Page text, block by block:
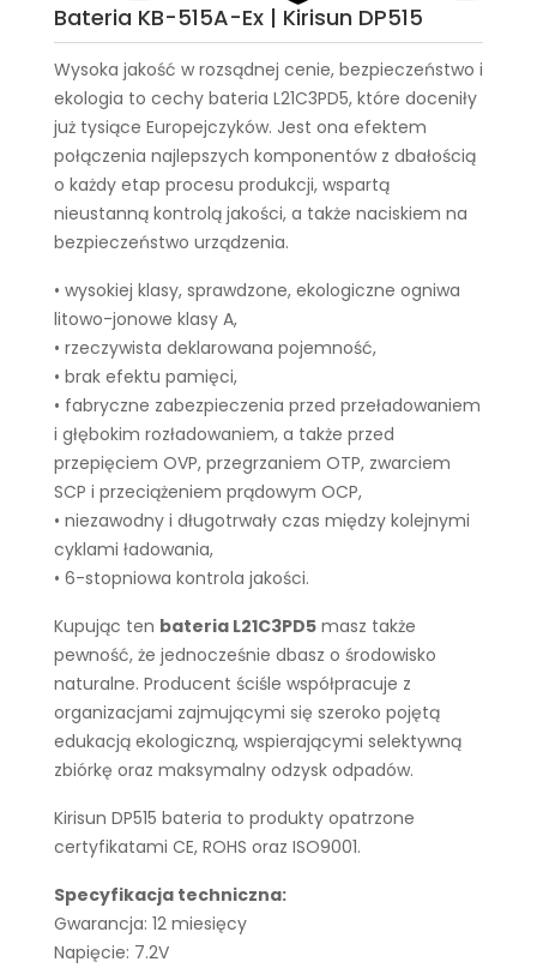
Bateria KB-515A-Ex | Kirisun DP515
Wysoka jakość w rozsądnej cenie, bezpieczeństwo i
ekologia to cechy bateria L21C3PD5, które doceniły
już tysiące Europejczyków. Jest ona efektem
połączenia najlepszych komponentów z dbałością
o każdy etap procesu produkcji, wspartą
nieustanną kontrolą jakości, a także naciskiem na
bezpieczeństwo urządzenia.
• wysokiej klasy, sprawdzone, ekologiczne ogniwa
litowo-jonowe klasy A,
• rzeczywista deklarowana pojemność,
• brak efektu pamięci,
• fabryczne zabezpieczenia przed przeładowaniem
i głębokim rozładowaniem, a także przed
przepięciem OVP, przegrzaniem OTP, zwarciem
SCP i przeciążeniem prądowym OCP,
• niezawodny i długotrwały czas między kolejnymi
cyklami ładowania,
• 6-stopniowa kontrola jakości.
Kupując ten bateria L21C3PD5 masz także
pewność, że jednocześnie dbasz o środowisko
naturalne. Producent ściśle współpracuje z
organizacjami zajmującymi się szeroko pojętą
edukacją ekologiczną, wspierającymi selektywną
zbiórkę oraz maksymalny odzysk odpadów.
Kirisun DP515 bateria to produkty opatrzone
certyfikatami CE, ROHS oraz ISO9001.
Specyfikacja techniczna:
Gwarancja: 12 miesięcy
Napięcie: 7.2V